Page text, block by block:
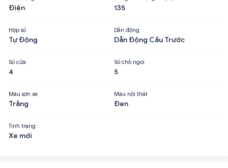
Điện 135
Hộp số
Tự Động
Dẫn động
Dẫn Động Cầu Trước
Số cửa
4
Số chỗ ngồi
5
Màu sơn xe
Trắng
Màu nội thất
Đen
Tình trạng
Xe mới